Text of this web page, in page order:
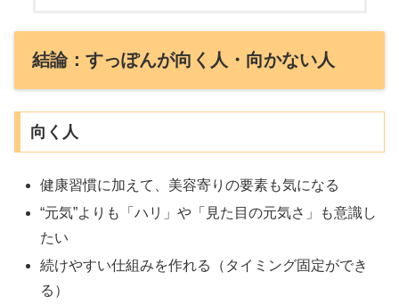
結論：すっぽんが向く人・向かない人
向く人
健康習慣に加えて、美容寄りの要素も気になる
“元気”よりも「ハリ」や「見た目の元気さ」も意識し
たい
続けやすい仕組みを作れる（タイミング固定ができ
る）